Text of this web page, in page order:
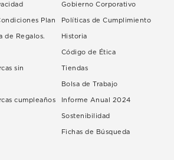
Plan
de Regalos.
sin
cumpleaños
Gobierno Corporativo
Políticas de Cumplimiento
Historia
Código de Ética
Tiendas
Bolsa de Trabajo
Informe Anual 2024
Sostenibilidad
Fichas de Búsqueda